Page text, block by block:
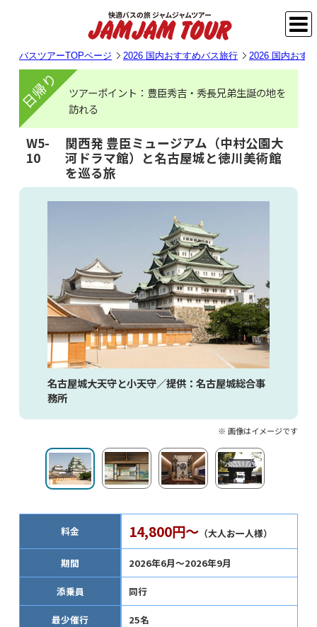
バスツアーTOPページ 2026 国内おすすめバス旅行 2026 国内おす
ツアーポイント：豊臣秀吉・秀長兄弟生誕の地を
訪れる
日帰り
W5-
10
関西発 豊臣ミュージアム（中村公園大
河ドラマ館）と名古屋城と徳川美術館
を巡る旅
名古屋城大天守と小天守／提供：名古屋城総合事
務所
※ 画像はイメージです
料金 14,800円～ （大人お一人様）
期間 2026年6月～2026年9月
添乗員 同行
最少催行 25名